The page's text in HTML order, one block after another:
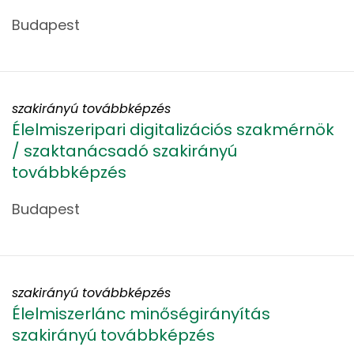
Budapest
Élelmiszeripari digitalizációs szakmérnök
/ szaktanácsadó szakirányú
továbbképzés
Budapest
szakirányú továbbképzés
Élelmiszerlánc minőségirányítás
szakirányú továbbképzés
szakirányú továbbképzés